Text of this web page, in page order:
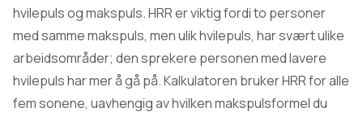
hvilepuls og makspuls. HRR er viktig fordi to personer
med samme makspuls, men ulik hvilepuls, har svært ulike
arbeidsområder; den sprekere personen med lavere
hvilepuls har mer å gå på. Kalkulatoren bruker HRR for alle
fem sonene, uavhengig av hvilken makspulsformel du